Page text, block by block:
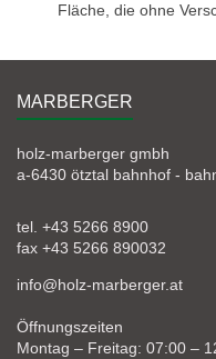
Fläche, die ohne
MARBERGER
holz-marberger gmbh
a-6430 ötztal bahnhof -
tel. +43 5266 8900
fax +43 5266 890032
info@holz-marberger.at
Öffnungszeiten
Montag – Freitag: 07:00 –